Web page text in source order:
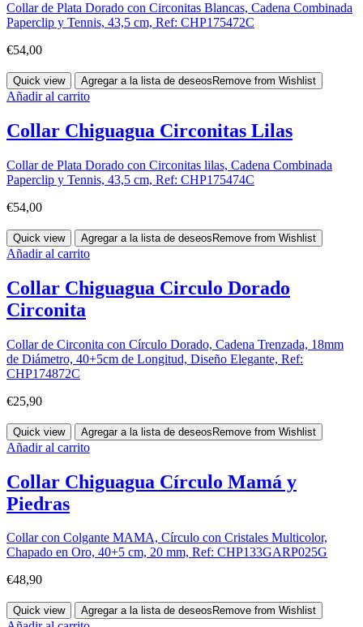
Collar de Plata Dorado con Circonitas Blancas, Cadena Combinada
Paperclip y Tennis, 43,5 cm, Ref: CHP175472C
€54,00
Quick view Agregar a la lista de deseos Remove from Wishlist
Añadir al carrito
Collar Chiguagua Circonitas Lilas
Collar de Plata Dorado con Circonitas lilas, Cadena Combinada
Paperclip y Tennis, 43,5 cm, Ref: CHP175474C
€54,00
Quick view Agregar a la lista de deseos Remove from Wishlist
Añadir al carrito
Collar Chiguagua Circulo Dorado
Circonita
Collar de Circonita con Círculo Dorado, Cadena Trenzada, 18mm
de Diámetro, 40+5cm de Longitud, Diseño Elegante, Ref:
CHP174872C
€25,90
Quick view Agregar a la lista de deseosRemove from Wishlist
Añadir al carrito
Collar Chiguagua Círculo Mamá y
Piedras
Collar con Colgante MAMA, Círculo con Cristales Multicolor,
Chapado en Oro, 40+5 cm, 20 mm, Ref: CHP133GARP025G
€48,90
Quick view Agregar a la lista de deseos Remove from Wishlist